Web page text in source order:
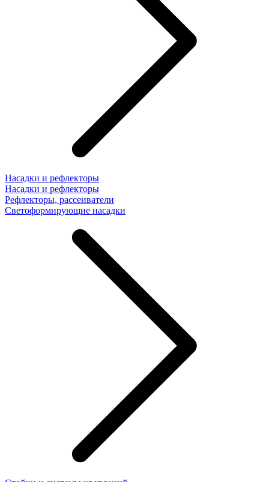
Насадки и рефлекторы
Насадки и рефлекторы
Рефлекторы, рассеиватели
Светоформирующие насадки